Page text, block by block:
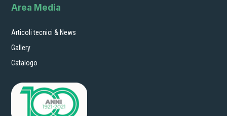
Area Media
Articoli tecnici & News
Gallery
Catalogo